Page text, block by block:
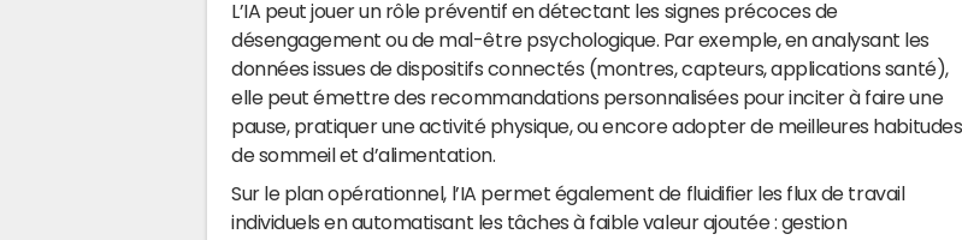
L’IA peut jouer un rôle préventif en détectant les signes précoces de
désengagement ou de mal-être psychologique. Par exemple, en analysant les
données issues de dispositifs connectés (montres, capteurs, applications santé),
elle peut émettre des recommandations personnalisées pour inciter à faire une
pause, pratiquer une activité physique, ou encore adopter de meilleures habitudes
de sommeil et d’alimentation.
Sur le plan opérationnel, l’IA permet également de fluidifier les flux de travail
individuels en automatisant les tâches à faible valeur ajoutée : gestion